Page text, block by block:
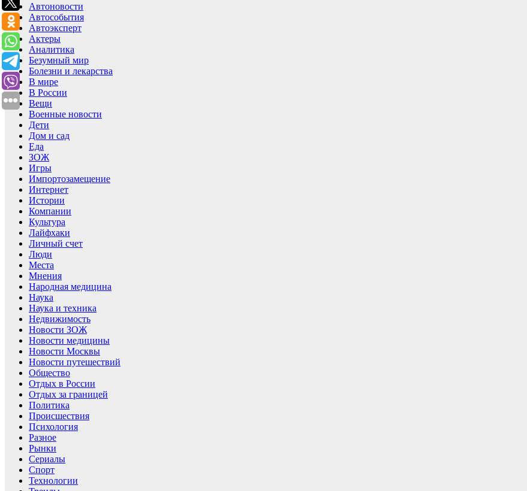
Автоновости
Автособытия
Автоэксперт
Актеры
Аналитика
Безумный мир
Болезни и лекарства
В мире
В России
Вещи
Военные новости
Дети
Дом и сад
Еда
ЗОЖ
Игры
Импортозамещение
Интернет
Истории
Компании
Культура
Лайфхаки
Личный счет
Люди
Места
Мнения
Народная медицина
Наука
Наука и техника
Недвижимость
Новости ЗОЖ
Новости медицины
Новости Москвы
Новости путешествий
Общество
Отдых в России
Отдых за границей
Политика
Происшествия
Психология
Разное
Рынки
Сериалы
Спорт
Технологии